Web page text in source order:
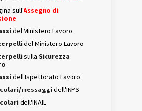
sull'Assegno di
del Ministero Lavoro
del Ministero Lavoro
sulla Sicurezza
dell'Ispettorato Lavoro
messaggi dell'INPS
dell'INAIL